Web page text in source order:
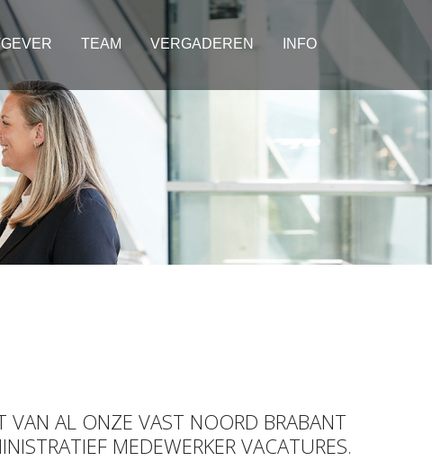
TEAM VERGADEREN INFO
VAN AL ONZE VAST NOORD BRABANT
MEDEWERKER VACATURES.